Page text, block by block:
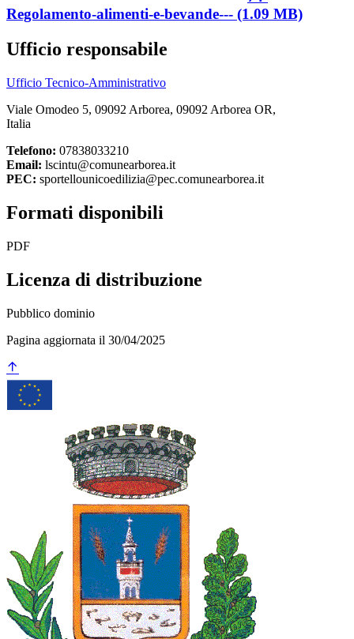
Regolamento-alimenti-e-bevande--- (1.09 MB)
Ufficio responsabile
Ufficio Tecnico-Amministrativo
Viale Omodeo 5, 09092 Arborea, 09092 Arborea OR,
Italia
Telefono: 07838033210
Email: lscintu@comunearborea.it
PEC: sportellounicoedilizia@pec.comunearborea.it
Formati disponibili
PDF
Licenza di distribuzione
Pubblico dominio
Pagina aggiornata il 30/04/2025